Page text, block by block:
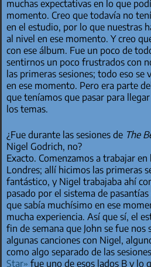
muchas expectativas en lo que
momento. Creo que todavía no
en el estudio, por lo que nuestras
al nivel en ese momento. Y creo
con ese álbum. Fue un poco de
sentirnos un poco frustrados con
las primeras sesiones; todo eso se
en ese momento. Pero era parte
que teníamos que pasar para
los temas.
¿Fue durante las sesiones de The
Nigel Godrich, no?
Exacto. Comenzamos a trabajar en
Londres; allí hicimos las primeras
fantástico, y Nigel trabajaba ahí
pasado por el sistema de
que sabía muchísimo en ese
mucha experiencia. Así que sí, el
fin de semana que John se fue
algunas canciones con Nigel,
como algo separado de las
Star» fue uno de esos lados B y lo